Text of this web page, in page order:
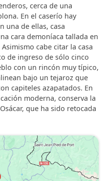
cerca de una
En el caserío hay
una de ellas, casa
cara demoníaca tallada en
cabe citar la casa
de ingreso de sólo cinco
con un rincón muy típico,
bajo un tejaroz que
capiteles azapatados. En
moderna, conserva la
que ha sido retocada